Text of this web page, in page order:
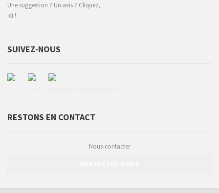
Une suggestion ? Un avis ? Cliquez,
ici !
SUIVEZ-NOUS
RESTONS EN CONTACT
Nous-contacter